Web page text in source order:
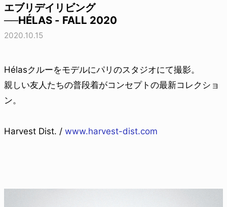
エブリデイリビング
──HÉLAS - FALL 2020
2020.10.15
Hélasクルーをモデルにパリのスタジオにて撮影。
親しい友人たちの普段着がコンセプトの最新コレクショ
ン。
Harvest Dist. / www.harvest-dist.com